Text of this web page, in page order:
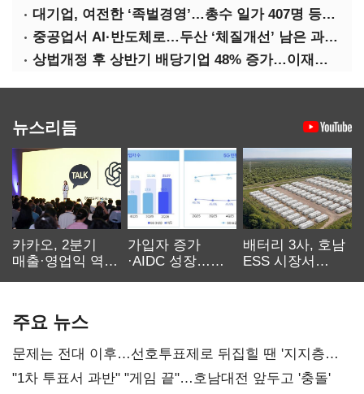
대기업, 여전한 ‘족벌경영’…총수 일가 407명 등기임원
중공업서 AI·반도체로…두산 ‘체질개선’ 남은 과제는
상법개정 후 상반기 배당기업 48% 증가…이재용 배당액 728억 1위
뉴스리듬
카카오, 2분기
매출·영업익 역대
가입자 증가
·AIDC 성장…
배터리 3사, 호남
ESS 시장서
주요 뉴스
문제는 전대 이후…선호투표제로 뒤집힐 땐 '지지층
불복'
"1차 투표서 과반" "게임 끝"…호남대전 앞두고 '충돌'